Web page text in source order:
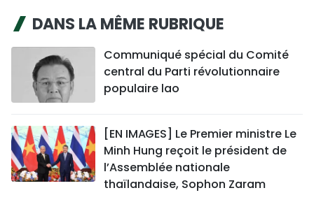
DANS LA MÊME RUBRIQUE
Communiqué spécial du Comité
central du Parti révolutionnaire
populaire lao
[EN IMAGES] Le Premier ministre Le
Minh Hung reçoit le président de
l’Assemblée nationale
thaïlandaise, Sophon Zaram